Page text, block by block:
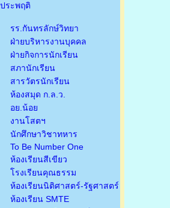
ประพฤติ
รร.กันทรลักษ์วิทยา
ฝ่ายบริหารงานบุคคล
ฝ่ายกิจการนักเรียน
สภานักเรียน
สารวัตรนักเรียน
ห้องสมุด ก.ล.ว.
อย.น้อย
งานโสตฯ
นักศึกษาวิชาทหาร
To Be Number One
ห้องเรียนสีเขียว
โรงเรียนคุณธรรม
ห้องเรียนนิติศาสตร์-รัฐศาสตร์
ห้องเรียน SMTE